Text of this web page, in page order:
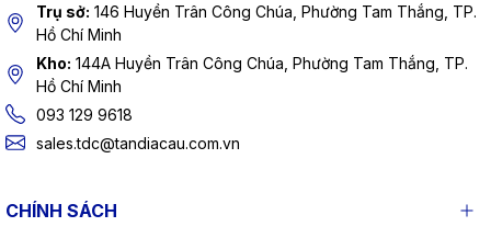
Trụ sở: 146 Huyền Trân Công Chúa, Phường Tam Thắng, TP.
Hồ Chí Minh
Kho: 144A Huyền Trân Công Chúa, Phường Tam Thắng, TP.
Hồ Chí Minh
093 129 9618
sales.tdc@tandiacau.com.vn
CHÍNH SÁCH